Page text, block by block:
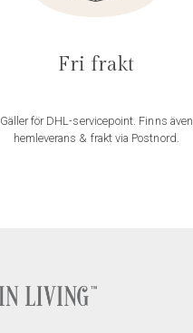
Fri frakt
Gäller för DHL-servicepoint. Finns även
hemleverans & frakt via Postnord.